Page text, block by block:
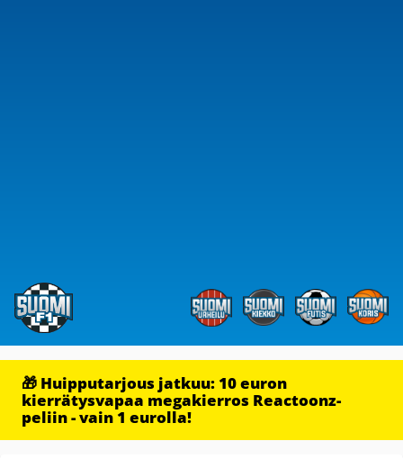
🎁 Huipputarjous jatkuu: 10 euron
kierrätysvapaa megakierros Reactoonz-
peliin - vain 1 eurolla!